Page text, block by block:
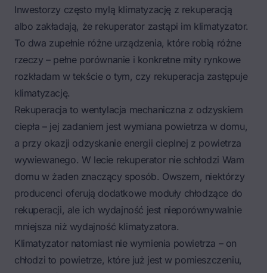
Inwestorzy często mylą klimatyzację z rekuperacją
albo zakładają, że rekuperator zastąpi im klimatyzator.
To dwa zupełnie różne urządzenia, które robią różne
rzeczy – pełne porównanie i konkretne mity rynkowe
rozkładam w tekście o tym, czy rekuperacja zastępuje
klimatyzację.
Rekuperacja to wentylacja mechaniczna z odzyskiem
ciepła – jej zadaniem jest wymiana powietrza w domu,
a przy okazji odzyskanie energii cieplnej z powietrza
wywiewanego. W lecie rekuperator nie schłodzi Wam
domu w żaden znaczący sposób. Owszem, niektórzy
producenci oferują dodatkowe moduły chłodzące do
rekuperacji, ale ich wydajność jest nieporównywalnie
mniejsza niż wydajność klimatyzatora.
Klimatyzator natomiast nie wymienia powietrza – on
chłodzi to powietrze, które już jest w pomieszczeniu,